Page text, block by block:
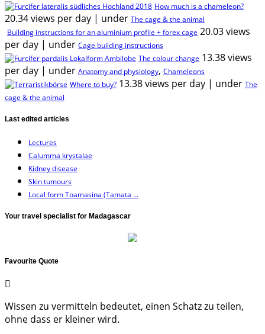
How much is a chameleon?
20.34 views per day | under The cage & the animal
Building instructions for an aluminium profile + forex cage 20.03 views
per day | under Cage building instructions
The colour change 13.38 views
per day | under Anatomy and physiology, Chameleons
Where to buy? 13.38 views per day | under The
cage & the animal
Last edited articles
Lectures
Calumma krystalae
Kidney disease
Skin tumours
Local form Toamasina (Tamata ...
Your travel specialist for Madagascar
Favourite Quote
Wissen zu vermitteln bedeutet, einen Schatz zu teilen,
ohne dass er kleiner wird.